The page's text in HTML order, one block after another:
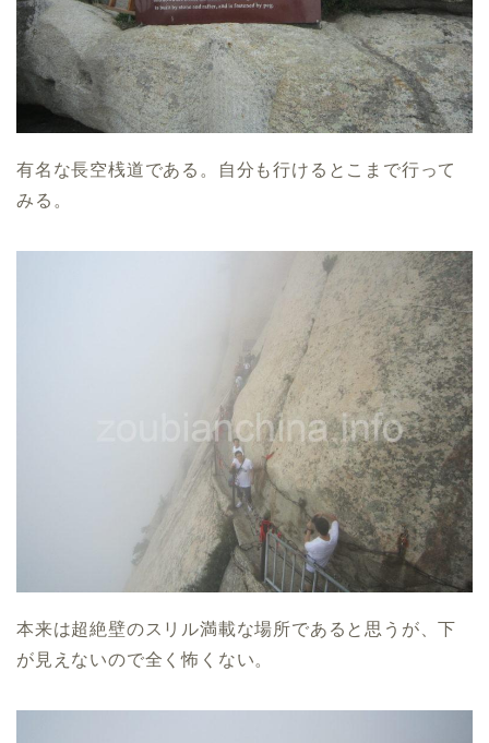
有名な長空桟道である。自分も行けるとこまで行って
みる。
本来は超絶壁のスリル満載な場所であると思うが、下
が見えないので全く怖くない。